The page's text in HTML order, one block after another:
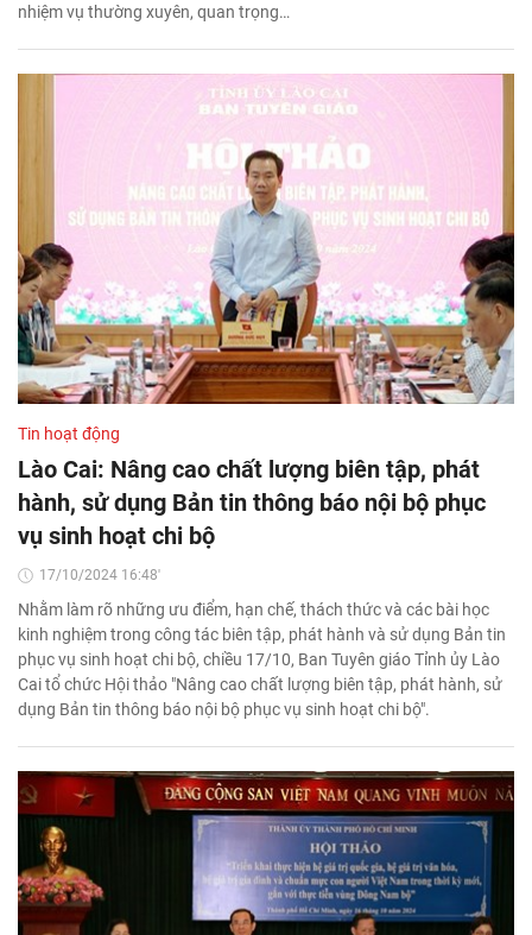
nhiệm vụ thường xuyên, quan trọng…
Tin hoạt động
Lào Cai: Nâng cao chất lượng biên tập, phát
hành, sử dụng Bản tin thông báo nội bộ phục
vụ sinh hoạt chi bộ
17/10/2024 16:48'
Nhằm làm rõ những ưu điểm, hạn chế, thách thức và các bài học
kinh nghiệm trong công tác biên tập, phát hành và sử dụng Bản tin
phục vụ sinh hoạt chi bộ, chiều 17/10, Ban Tuyên giáo Tỉnh ủy Lào
Cai tổ chức Hội thảo "Nâng cao chất lượng biên tập, phát hành, sử
dụng Bản tin thông báo nội bộ phục vụ sinh hoạt chi bộ".